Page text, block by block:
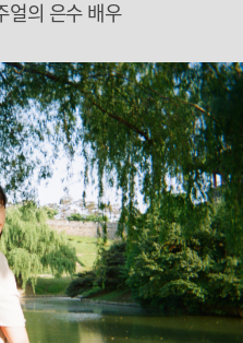
얼의 은수 배우